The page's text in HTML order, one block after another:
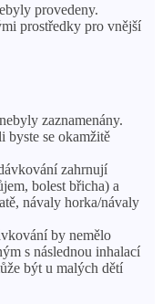
provedeny.
prostředky pro vnější
zaznamenány.
byste se okamžitě
zahrnují
bolest břicha) a
návaly horka/návaly
by nemělo
s následnou inhalací
být u malých dětí